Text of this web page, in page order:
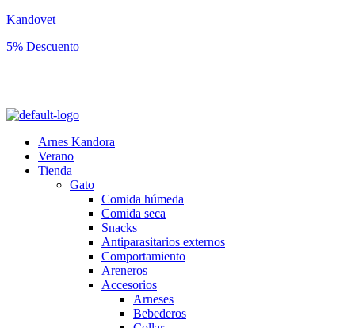
Kandovet
5% Descuento
Arnes Kandora
Verano
Tienda
Gato
Comida húmeda
Comida seca
Snacks
Antiparasitarios externos
Comportamiento
Areneros
Accesorios
Arneses
Bebederos